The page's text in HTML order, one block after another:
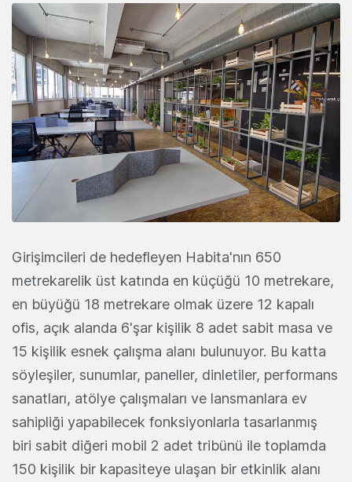
Girişimcileri de hedefleyen Habita'nın 650
metrekarelik üst katında en küçüğü 10 metrekare,
en büyüğü 18 metrekare olmak üzere 12 kapalı
ofis, açık alanda 6'şar kişilik 8 adet sabit masa ve
15 kişilik esnek çalışma alanı bulunuyor. Bu katta
söyleşiler, sunumlar, paneller, dinletiler, performans
sanatları, atölye çalışmaları ve lansmanlara ev
sahipliği yapabilecek fonksiyonlarla tasarlanmış
biri sabit diğeri mobil 2 adet tribünü ile toplamda
150 kişilik bir kapasiteye ulaşan bir etkinlik alanı